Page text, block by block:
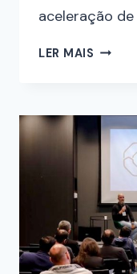
aceleração
LER MAIS